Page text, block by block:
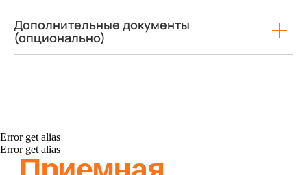
Дополнительные документы
(опционально)
Error get alias
Error get alias
Преподавателям